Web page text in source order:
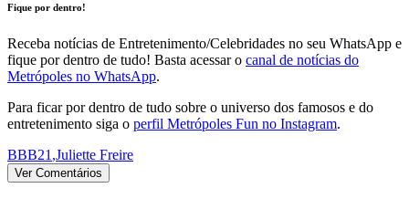
Fique por dentro!
Receba notícias de Entretenimento/Celebridades no seu WhatsApp e
fique por dentro de tudo! Basta acessar o canal de notícias do
Metrópoles no WhatsApp.
Para ficar por dentro de tudo sobre o universo dos famosos e do
entretenimento siga o perfil Metrópoles Fun no Instagram.
BBB21 ,Juliette Freire
Ver Comentários